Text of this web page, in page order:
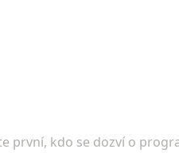
první, kdo se dozví o